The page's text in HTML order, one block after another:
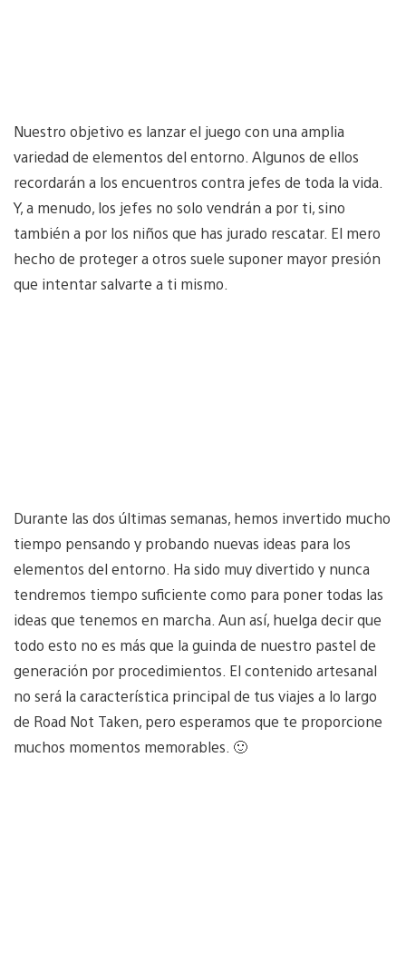
Nuestro objetivo es lanzar el juego con una amplia
variedad de elementos del entorno. Algunos de ellos
recordarán a los encuentros contra jefes de toda la vida.
Y, a menudo, los jefes no solo vendrán a por ti, sino
también a por los niños que has jurado rescatar. El mero
hecho de proteger a otros suele suponer mayor presión
que intentar salvarte a ti mismo.
Durante las dos últimas semanas, hemos invertido mucho
tiempo pensando y probando nuevas ideas para los
elementos del entorno. Ha sido muy divertido y nunca
tendremos tiempo suficiente como para poner todas las
ideas que tenemos en marcha. Aun así, huelga decir que
todo esto no es más que la guinda de nuestro pastel de
generación por procedimientos. El contenido artesanal
no será la característica principal de tus viajes a lo largo
de Road Not Taken, pero esperamos que te proporcione
muchos momentos memorables. 🙂